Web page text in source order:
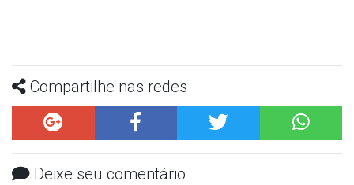
Compartilhe nas redes
Deixe seu comentário